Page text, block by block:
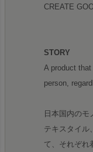
CREATE
STORY
A product
person,
日本国内のモ
テキスタイル
て、それぞれ